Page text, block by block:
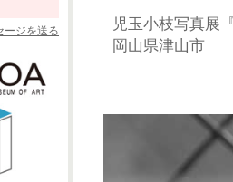
ージを送る
児玉小枝写真展
岡山県津山市